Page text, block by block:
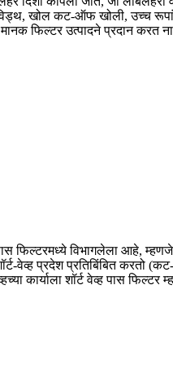
खोल कट-ऑफ खोली, उच्च
फिल्टर उत्पादने प्रदान करत
विभागलेला आहे,
वेव्ह प्रदेश प्रतिबिंबित करतो
कार्याला शॉर्ट वेव्ह पास फिल्टर